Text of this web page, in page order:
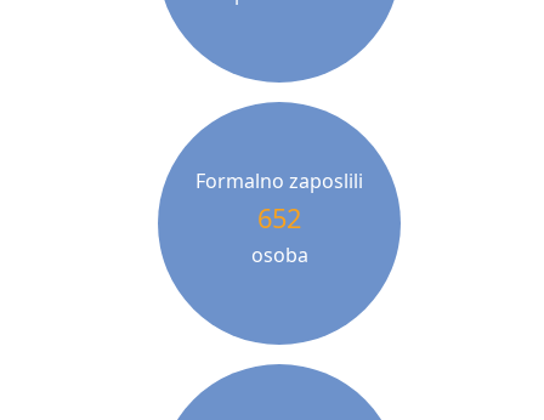
Formalno zaposlili
652
osoba